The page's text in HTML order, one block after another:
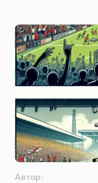
Автор: